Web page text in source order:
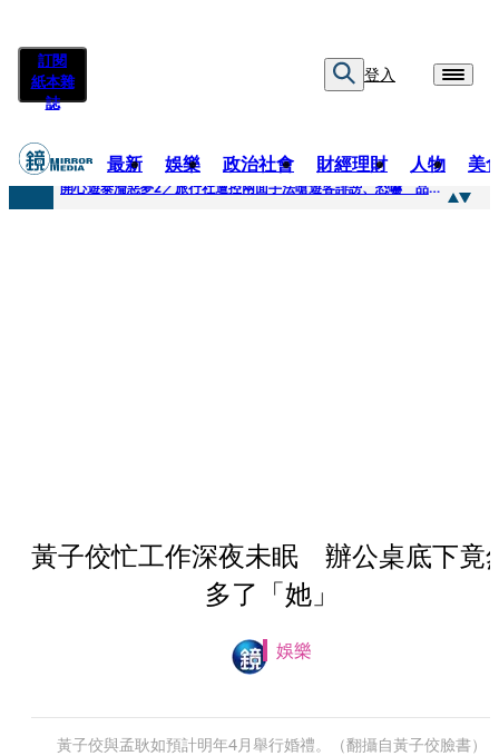
訂閱
紙本雜
誌
登入
最新 娛樂 政治社會 財經理財 人物 美
快訊
開心遊泰淪惡夢2／旅行社遭控兩面手法嗆遊客誹謗、恐嚇 品保協會回應了
黃子佼忙工作深夜未眠 辦公桌底下竟
多了「她」
娛樂
黃子佼與孟耿如預計明年4月舉行婚禮。（翻攝自黃子佼臉書）